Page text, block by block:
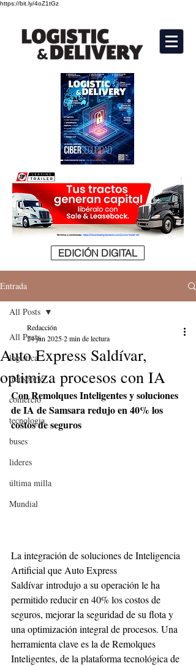
https://bit.ly/4oZ1tGz
EDICIÓN DIGITAL
Entrada
All Posts
logistica
transporte
comercio
tecnologia
buses
lideres
última milla
Mundial
All Posts
Auto Express Saldívar,
optimiza procesos con IA
Redacción
24 jun 20252 min de lectura
Con Remolques Inteligentes y soluciones
de IA de Samsara redujo en 40% los
costos de seguros
La integración de soluciones de Inteligencia
Artificial que Auto Express
Saldívar introdujo a su operación le ha
permitido reducir en 40% los costos de
seguros, mejorar la seguridad de su flota y
una optimización integral de procesos. Una
herramienta clave es la de Remolques
Inteligentes, de la plataforma tecnológica de